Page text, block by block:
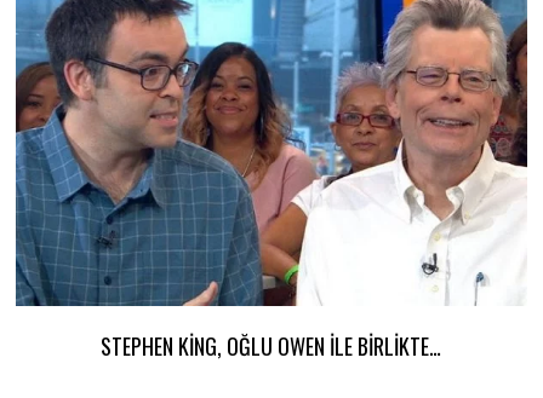
STEPHEN KING, OĞLU OWEN ILE BIRLIKTE…